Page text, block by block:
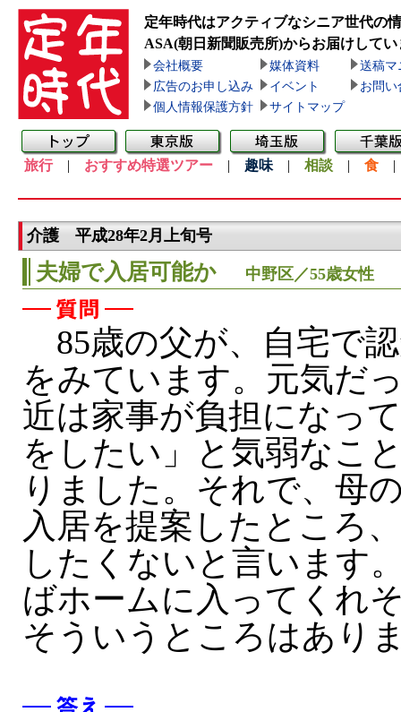
定年時代はアクティブなシニア世代の
ASA(朝日新聞販売所)からお届けしてい
会社概要 媒体資料
送稿マ
広告のお申し込み
イベント
お問い
個人情報保護方針
サイトマップ
旅行| おすすめ特選ツアー | 趣味 | 相談 | 食
介護 平成28年2月上旬号
夫婦で入居可能か 中野区／55歳女性
85歳の父が、自宅で
をみています。元気だ
近は家事が負担になっ
をしたい」と気弱なこ
りました。それで、母
入居を提案したところ
したくないと言います
ばホームに入ってくれ
そういうところはあり